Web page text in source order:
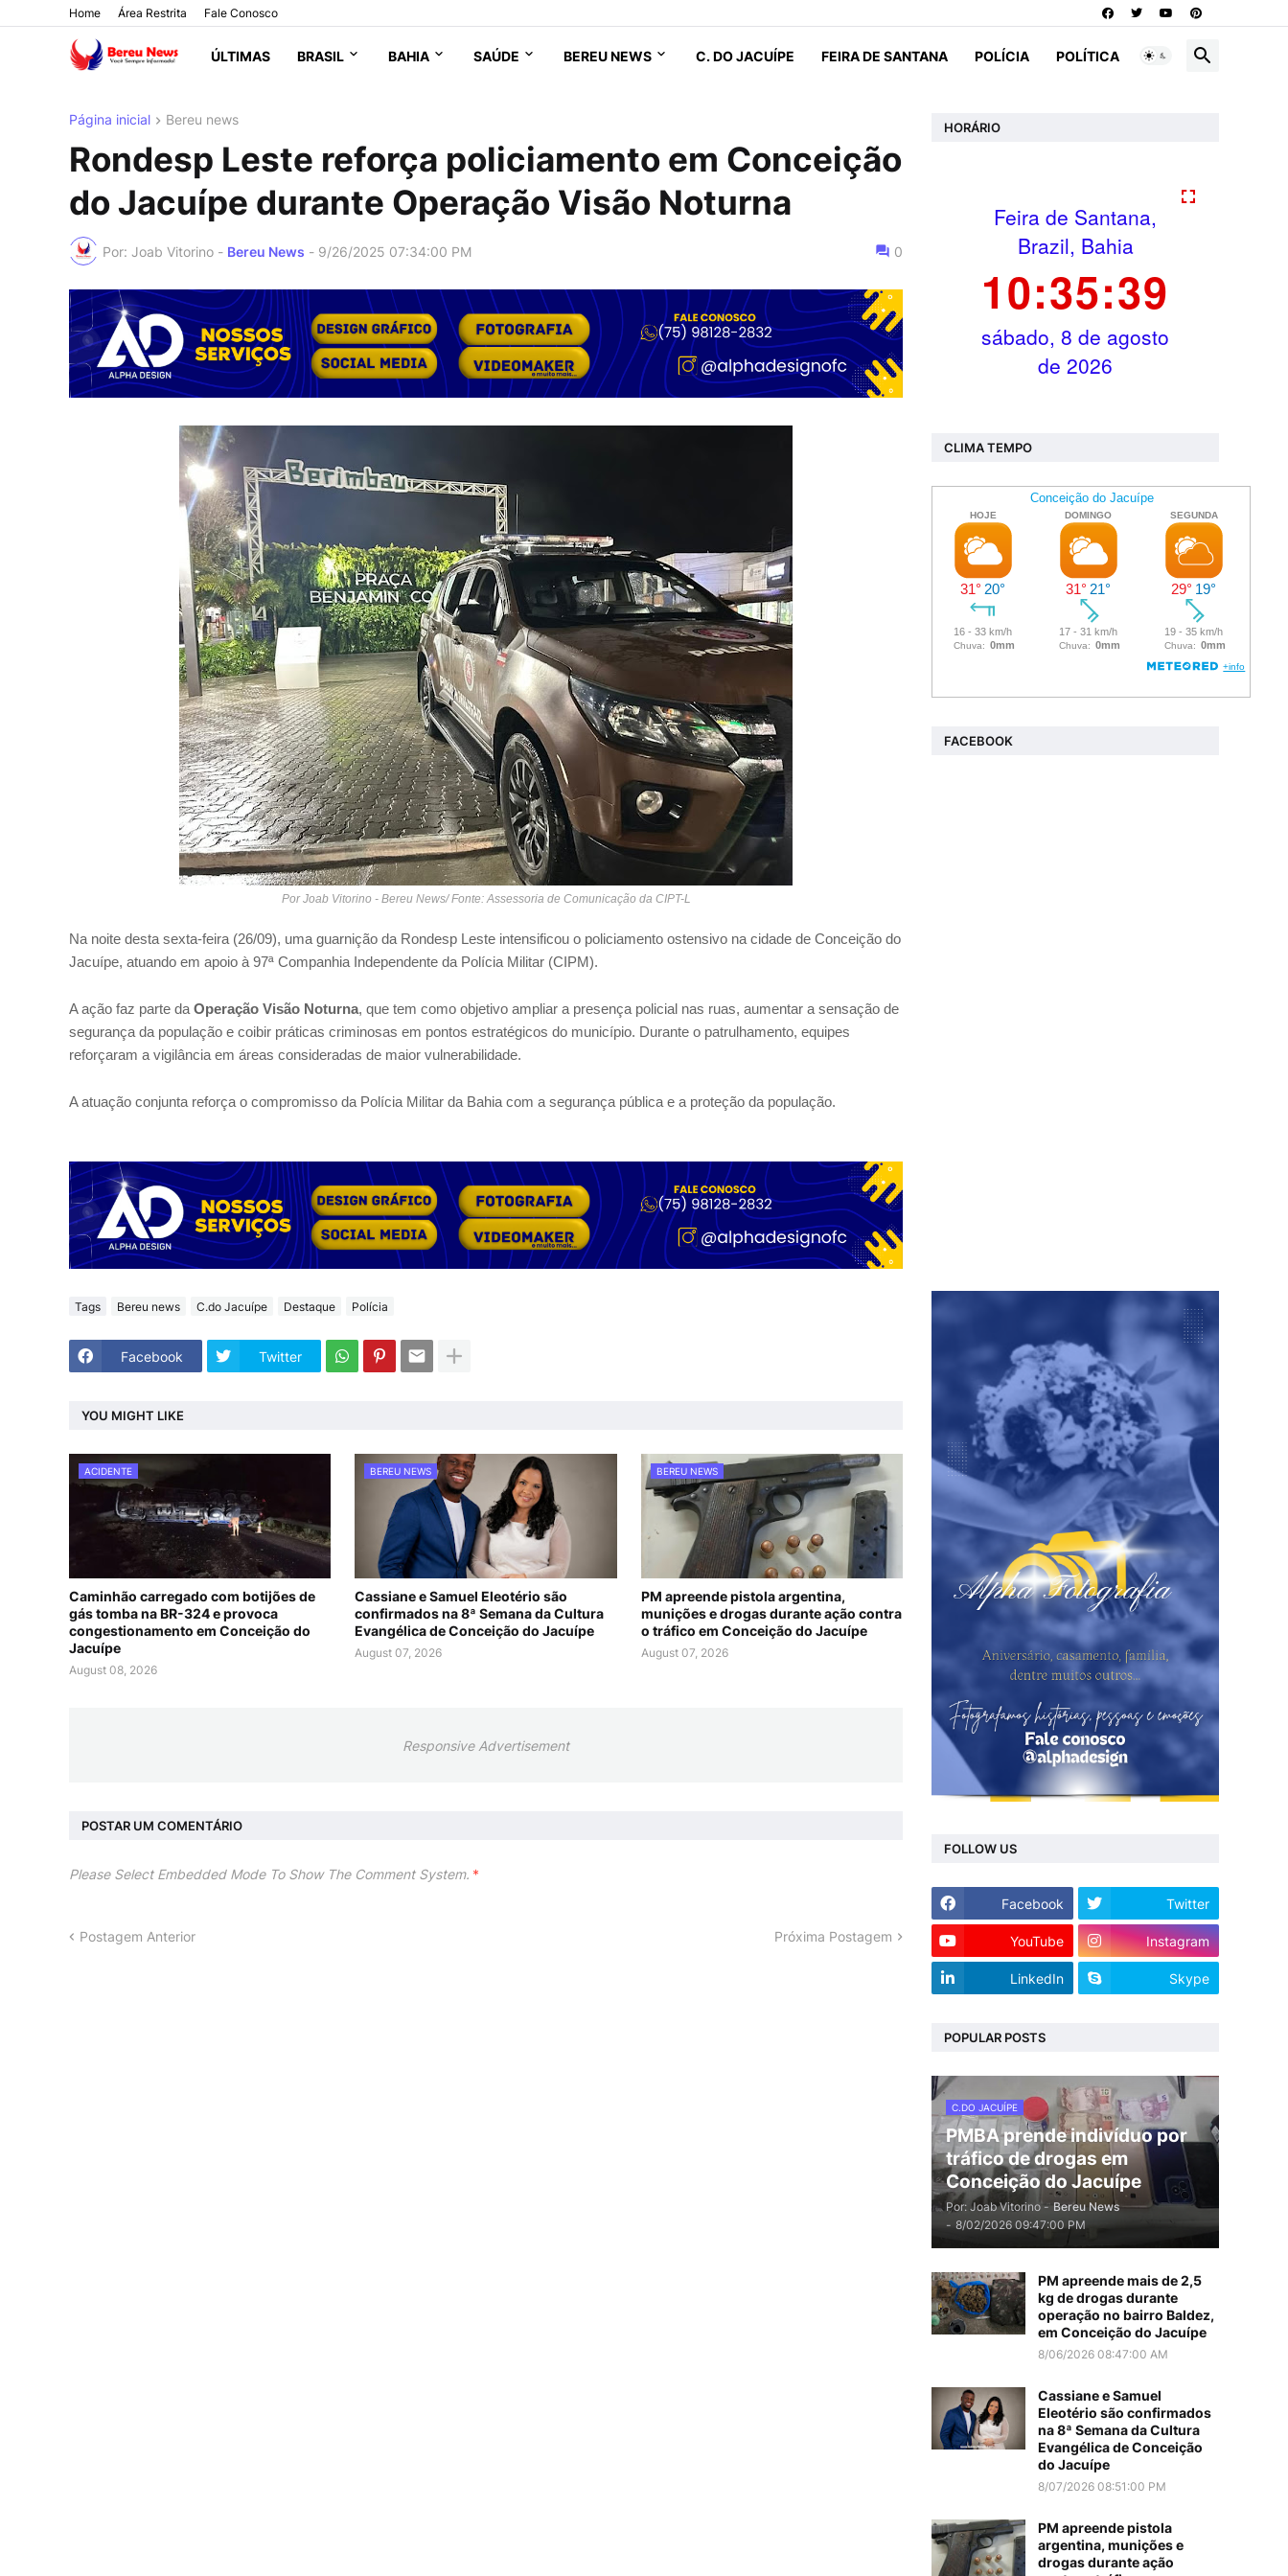
Home Área Restrita Fale Conosco
ÚLTIMAS BRASIL BAHIA SAÚDE BEREU NEWS C. DO JACUÍPE FEIRA DE SANTANA POLÍCIA POLÍTICA
Página inicial Bereu news
Rondesp Leste reforça policiamento em Conceição
do Jacuípe durante Operação Visão Noturna
Por: Joab Vitorino - Bereu News - 9/26/2025 07:34:00 PM 0
Por Joab Vitorino - Bereu News/ Fonte: Assessoria de Comunicação da CIPT-L
Na noite desta sexta-feira (26/09), uma guarnição da Rondesp Leste intensificou o policiamento ostensivo na cidade de Conceição do
Jacuípe, atuando em apoio à 97ª Companhia Independente da Polícia Militar (CIPM).
A ação faz parte da Operação Visão Noturna, que tem como objetivo ampliar a presença policial nas ruas, aumentar a sensação de
segurança da população e coibir práticas criminosas em pontos estratégicos do município. Durante o patrulhamento, equipes
reforçaram a vigilância em áreas consideradas de maior vulnerabilidade.
A atuação conjunta reforça o compromisso da Polícia Militar da Bahia com a segurança pública e a proteção da população.
Tags Bereu news C.do Jacuípe Destaque Polícia
Facebook Twitter
YOU MIGHT LIKE
ACIDENTE
Caminhão carregado com botijões de
gás tomba na BR-324 e provoca
congestionamento em Conceição do
Jacuípe
August 08, 2026
BEREU NEWS
Cassiane e Samuel Eleotério são
confirmados na 8ª Semana da Cultura
Evangélica de Conceição do Jacuípe
August 07, 2026
BEREU NEWS
PM apreende pistola argentina,
munições e drogas durante ação contra
o tráfico em Conceição do Jacuípe
August 07, 2026
Responsive Advertisement
POSTAR UM COMENTÁRIO
Please Select Embedded Mode To Show The Comment System. *
Postagem Anterior Próxima Postagem
HORÁRIO
CLIMA TEMPO
FACEBOOK
FOLLOW US
Facebook Twitter
YouTube Instagram
LinkedIn Skype
POPULAR POSTS
C.DO JACUÍPE
PMBA prende indivíduo por
tráfico de drogas em
Conceição do Jacuípe
Por: Joab Vitorino - Bereu News
- 8/02/2026 09:47:00 PM
PM apreende mais de 2,5
kg de drogas durante
operação no bairro Baldez,
em Conceição do Jacuípe
8/06/2026 08:47:00 AM
Cassiane e Samuel
Eleotério são confirmados
na 8ª Semana da Cultura
Evangélica de Conceição
do Jacuípe
8/07/2026 08:51:00 PM
PM apreende pistola
argentina, munições e
drogas durante ação